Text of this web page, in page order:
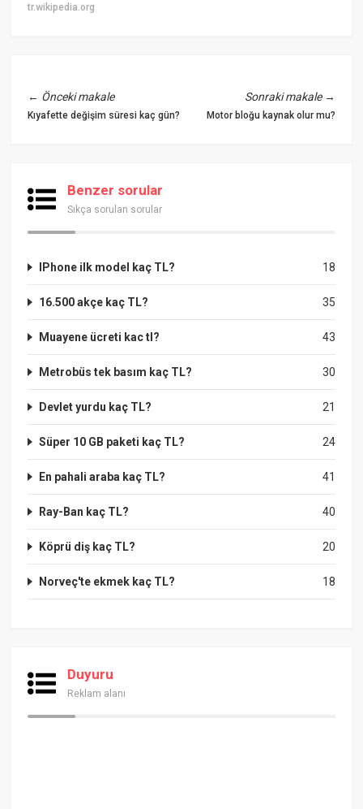
tr.wikipedia.org
← Önceki makale
Kıyafette değişim süresi kaç gün?
Sonraki makale→
Motor bloğu kaynak olur mu?
Benzer sorular
Sıkça sorulan sorular
18
IPhone ilk model kaç TL?
35
16.500 akçe kaç TL?
43
Muayene ücreti kac tl?
30
Metrobüs tek basım kaç TL?
21
Devlet yurdu kaç TL?
24
Süper 10 GB paketi kaç TL?
41
En pahali araba kaç TL?
40
Ray-Ban kaç TL?
20
Köprü diş kaç TL?
18
Norveç'te ekmek kaç TL?
Duyuru
Reklam alanı